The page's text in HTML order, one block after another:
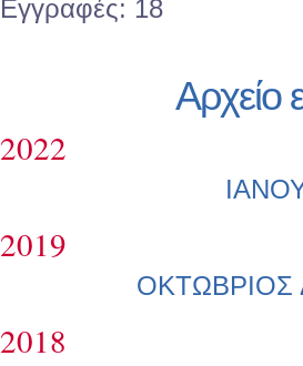
Εγγραφές: 18
Αρχείο
2022
2019
ΟΚΤΩΒΡΙΟΣ
2018